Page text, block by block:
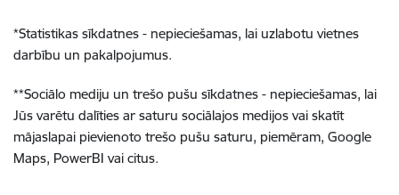
*Statistikas sīkdatnes - nepieciešamas, lai uzlabotu vietnes
darbību un pakalpojumus.
**Sociālo mediju un trešo pušu sīkdatnes - nepieciešamas, lai
Jūs varētu dalīties ar saturu sociālajos medijos vai skatīt
mājaslapai pievienoto trešo pušu saturu, piemēram, Google
Maps, PowerBI vai citus.